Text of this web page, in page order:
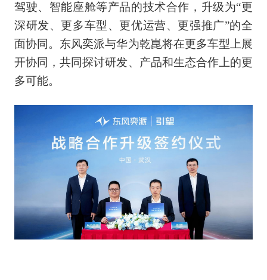
驾驶、智能座舱等产品的技术合作，升级为“更
深研发、更多车型、更优运营、更强推广”的全
面协同。东风奕派与华为乾崑将在更多车型上展
开协同，共同探讨研发、产品和生态合作上的更
多可能。